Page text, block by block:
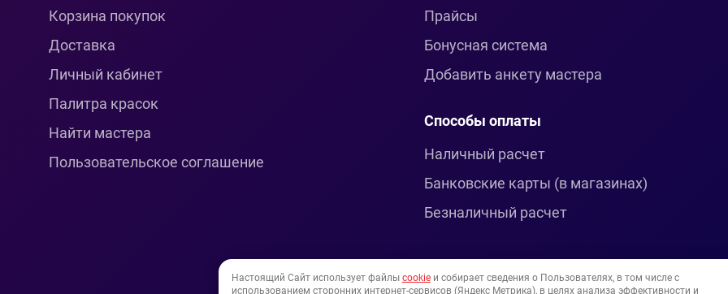
Корзина покупок
Доставка
Личный кабинет
Палитра красок
Найти мастера
Пользовательское соглашение
Прайсы
Бонусная система
Добавить анкету мастера
Способы оплаты
Наличный расчет
Банковские карты (в магазинах)
Безналичный расчет
Настоящий Сайт использует файлы cookieи собирает сведения о Пользователях, в том числе с
использованием сторонних интернет-сервисов (Яндекс Метрика), в целях анализа эффективности и